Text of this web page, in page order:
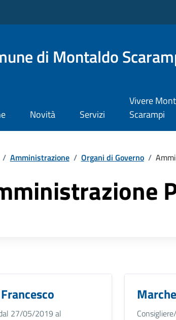
di Montaldo
Novità Servizi
Vivere
Scarampi
/ Amministrazione / Organi di Governo /
27/05/2019 al